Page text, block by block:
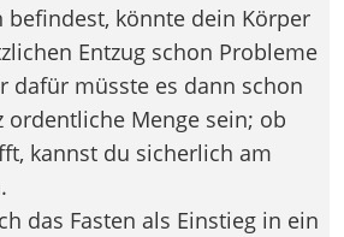
befindest, könnte dein Körper
Entzug schon Probleme
dafür müsste es dann schon
ordentliche Menge sein; ob
kannst du sicherlich am
das Fasten als Einstieg in ein